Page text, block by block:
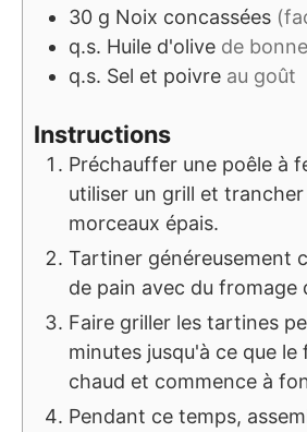
30 g Noix concassées
q.s. Huile d'olive de
q.s. Sel et poivre au goût
Instructions
Préchauffer une poêle à
utiliser un grill et trancher
morceaux épais.
Tartiner généreusement
de pain avec du fromage
Faire griller les tartines
minutes jusqu'à ce que le
chaud et commence à
Pendant ce temps,